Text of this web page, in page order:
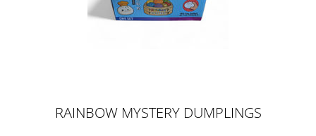
RAINBOW MYSTERY DUMPLINGS